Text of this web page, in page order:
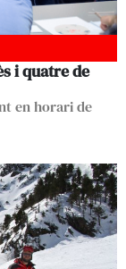
i quatre de
en horari de